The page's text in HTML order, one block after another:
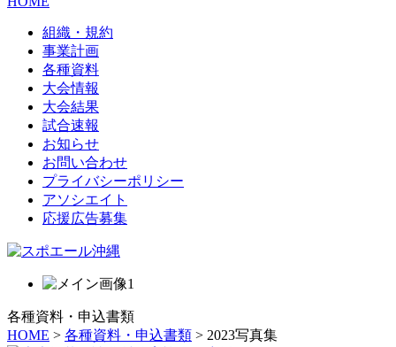
組織・規約
事業計画
各種資料
大会情報
大会結果
試合速報
お知らせ
お問い合わせ
プライバシーポリシー
アソシエイト
応援広告募集
各種資料・申込書類
HOME > 各種資料・申込書類 > 2023写真集